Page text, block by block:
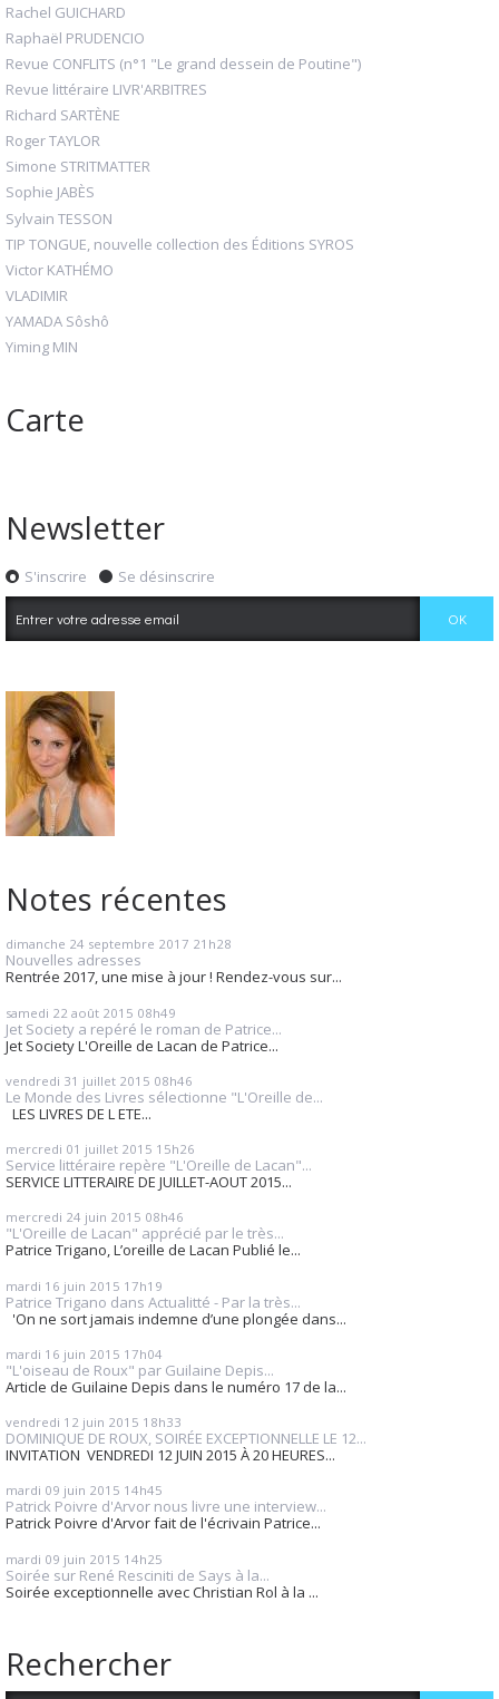
Rachel GUICHARD
Raphaël PRUDENCIO
Revue CONFLITS (n°1 "Le grand dessein de Poutine")
Revue littéraire LIVR'ARBITRES
Richard SARTÈNE
Roger TAYLOR
Simone STRITMATTER
Sophie JABÈS
Sylvain TESSON
TIP TONGUE, nouvelle collection des Éditions SYROS
Victor KATHÉMO
VLADIMIR
YAMADA Sôshô
Yiming MIN
Carte
Newsletter
S'inscrire Se désinscrire
Notes récentes
dimanche 24 septembre 2017 21h28
Nouvelles adresses
Rentrée 2017, une mise à jour ! Rendez-vous sur...
samedi 22 août 2015 08h49
Jet Society a repéré le roman de Patrice...
Jet Society L'Oreille de Lacan de Patrice...
vendredi 31 juillet 2015 08h46
Le Monde des Livres sélectionne "L'Oreille de...
LES LIVRES DE L ETE...
mercredi 01 juillet 2015 15h26
Service littéraire repère "L'Oreille de Lacan"...
SERVICE LITTERAIRE DE JUILLET-AOUT 2015...
mercredi 24 juin 2015 08h46
"L'Oreille de Lacan" apprécié par le très...
Patrice Trigano, L’oreille de Lacan Publié le...
mardi 16 juin 2015 17h19
Patrice Trigano dans Actualitté - Par la très...
'On ne sort jamais indemne d’une plongée dans...
mardi 16 juin 2015 17h04
"L'oiseau de Roux" par Guilaine Depis...
Article de Guilaine Depis dans le numéro 17 de la...
vendredi 12 juin 2015 18h33
DOMINIQUE DE ROUX, SOIRÉE EXCEPTIONNELLE LE 12...
INVITATION VENDREDI 12 JUIN 2015 À 20 HEURES...
mardi 09 juin 2015 14h45
Patrick Poivre d'Arvor nous livre une interview...
Patrick Poivre d'Arvor fait de l'écrivain Patrice...
mardi 09 juin 2015 14h25
Soirée sur René Resciniti de Says à la...
Soirée exceptionnelle avec Christian Rol à la ...
Rechercher